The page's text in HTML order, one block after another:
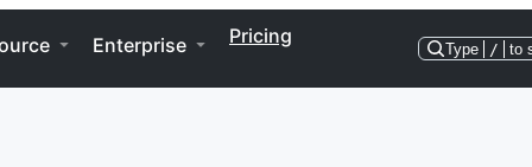
Enterprise Pricing
Type / to